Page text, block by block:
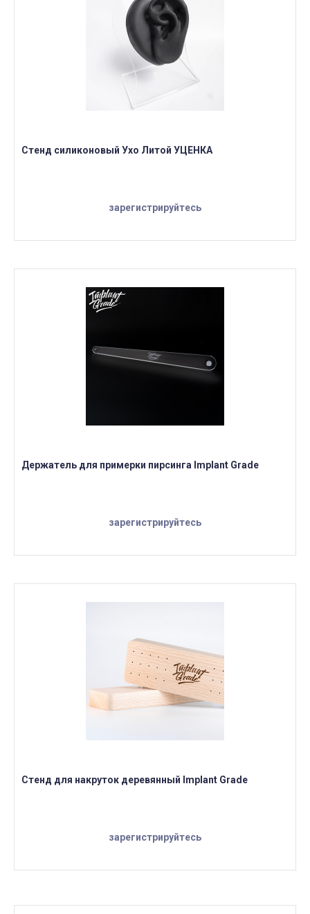
Стенд силиконовый Ухо Литой УЦЕНКА
зарегистрируйтесь
Держатель для примерки пирсинга Implant Grade
зарегистрируйтесь
Стенд для накруток деревянный Implant Grade
зарегистрируйтесь